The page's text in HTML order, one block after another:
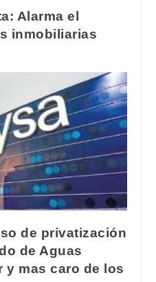
Alarma el
inmobiliarias
de privatización
de Aguas
y mas caro de los